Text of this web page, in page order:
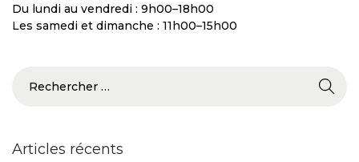
Du lundi au vendredi : 9h00–18h00
Les samedi et dimanche : 11h00–15h00
Articles récents